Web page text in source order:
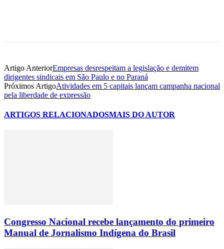
Artigo AnteriorEmpresas desrespeitam a legislação e demitem
dirigentes sindicais em São Paulo e no Paraná
Próximos ArtigoAtividades em 5 capitais lançam campanha nacional
pela liberdade de expressão
ARTIGOS RELACIONADOSMAIS DO AUTOR
Congresso Nacional recebe lançamento do primeiro
Manual de Jornalismo Indígena do Brasil